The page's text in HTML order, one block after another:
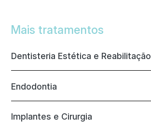
Mais tratamentos
Dentisteria Estética e Reabilitação
Endodontia
Implantes e Cirurgia